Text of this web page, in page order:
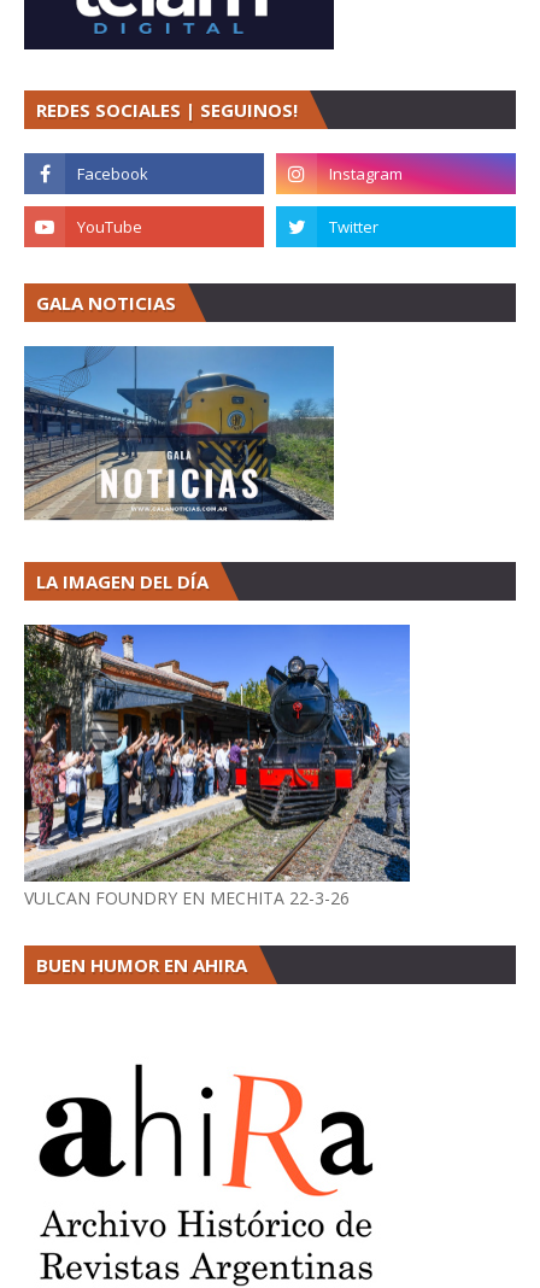
REDES SOCIALES | SEGUINOS!
GALA NOTICIAS
LA IMAGEN DEL DÍA
VULCAN FOUNDRY EN MECHITA 22-3-26
BUEN HUMOR EN AHIRA